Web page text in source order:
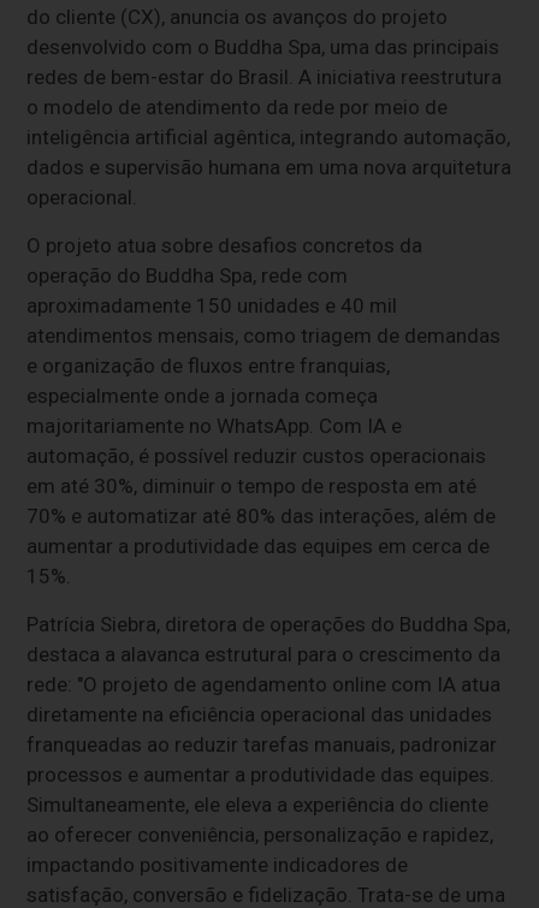
do cliente (CX), anuncia os avanços do projeto
desenvolvido com o Buddha Spa, uma das principais
redes de bem-estar do Brasil. A iniciativa reestrutura
o modelo de atendimento da rede por meio de
inteligência artificial agêntica, integrando automação,
dados e supervisão humana em uma nova arquitetura
operacional.
O projeto atua sobre desafios concretos da
operação do Buddha Spa, rede com
aproximadamente 150 unidades e 40 mil
atendimentos mensais, como triagem de demandas
e organização de fluxos entre franquias,
especialmente onde a jornada começa
majoritariamente no WhatsApp. Com IA e
automação, é possível reduzir custos operacionais
em até 30%, diminuir o tempo de resposta em até
70% e automatizar até 80% das interações, além de
aumentar a produtividade das equipes em cerca de
15%.
Patrícia Siebra, diretora de operações do Buddha Spa,
destaca a alavanca estrutural para o crescimento da
rede: "O projeto de agendamento online com IA atua
diretamente na eficiência operacional das unidades
franqueadas ao reduzir tarefas manuais, padronizar
processos e aumentar a produtividade das equipes.
Simultaneamente, ele eleva a experiência do cliente
ao oferecer conveniência, personalização e rapidez,
impactando positivamente indicadores de
satisfação, conversão e fidelização. Trata-se de uma